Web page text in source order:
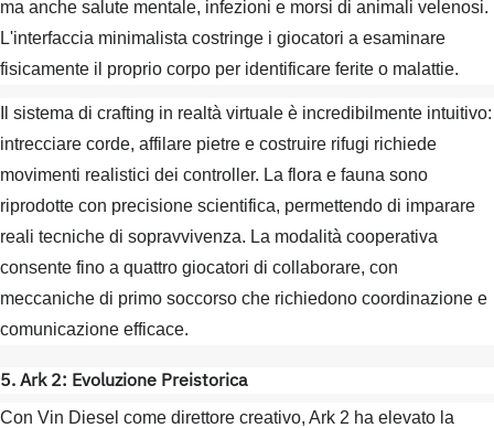
ma anche salute mentale, infezioni e morsi di animali velenosi.
L'interfaccia minimalista costringe i giocatori a esaminare
fisicamente il proprio corpo per identificare ferite o malattie.
Il sistema di crafting in realtà virtuale è incredibilmente intuitivo:
intrecciare corde, affilare pietre e costruire rifugi richiede
movimenti realistici dei controller. La flora e fauna sono
riprodotte con precisione scientifica, permettendo di imparare
reali tecniche di sopravvivenza. La modalità cooperativa
consente fino a quattro giocatori di collaborare, con
meccaniche di primo soccorso che richiedono coordinazione e
comunicazione efficace.
5. Ark 2: Evoluzione Preistorica
Con Vin Diesel come direttore creativo, Ark 2 ha elevato la